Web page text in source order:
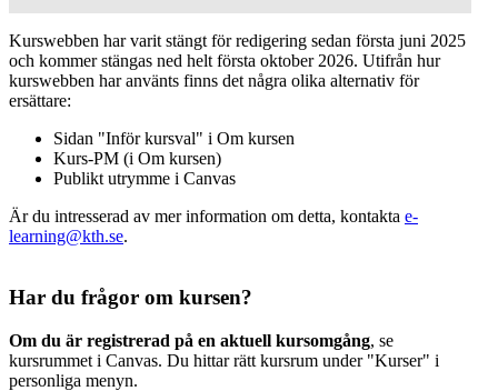
Kurswebben har varit stängt för redigering sedan första juni 2025
och kommer stängas ned helt första oktober 2026. Utifrån hur
kurswebben har använts finns det några olika alternativ för
ersättare:
Sidan "Inför kursval" i Om kursen
Kurs-PM (i Om kursen)
Publikt utrymme i Canvas
Är du intresserad av mer information om detta, kontakta e-
learning@kth.se.
Har du frågor om kursen?
Om du är registrerad på en aktuell kursomgång, se
kursrummet i Canvas. Du hittar rätt kursrum under "Kurser" i
personliga menyn.